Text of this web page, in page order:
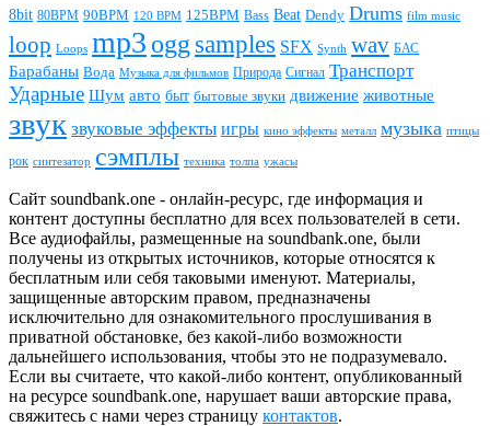
8bit 80BPM 90BPM 120 BPM 125BPM Bass Beat Dendy Drums film music
loop Loops mp3 ogg samples SFX Synth wav БАС
Барабаны Вода Музыка для фильмов Природа Сигнал Транспорт
Ударные Шум авто быт бытовые звуки движение животные
звук звуковые эффекты игры кино эффекты металл музыка птицы
рок синтезатор сэмплы техника толпа ужасы
Сайт soundbank.one - онлайн-ресурс, где информация и
контент доступны бесплатно для всех пользователей в сети.
Все аудиофайлы, размещенные на soundbank.one, были
получены из открытых источников, которые относятся к
бесплатным или себя таковыми именуют. Материалы,
защищенные авторским правом, предназначены
исключительно для ознакомительного прослушивания в
приватной обстановке, без какой-либо возможности
дальнейшего использования, чтобы это не подразумевало.
Если вы считаете, что какой-либо контент, опубликованный
на ресурсе soundbank.one, нарушает ваши авторские права,
свяжитесь с нами через страницу контактов.